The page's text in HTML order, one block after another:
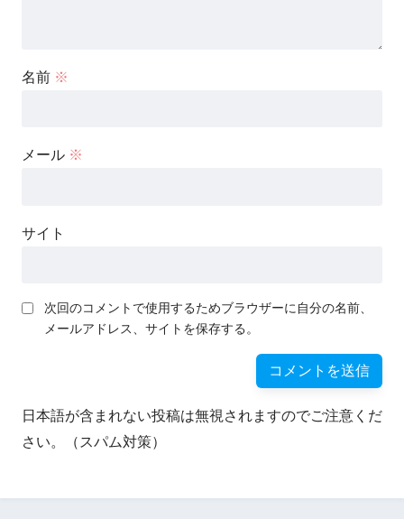
名前 ※
メール ※
サイト
次回のコメントで使用するためブラウザーに自分の名前、
メールアドレス、サイトを保存する。
日本語が含まれない投稿は無視されますのでご注意くだ
さい。（スパム対策）